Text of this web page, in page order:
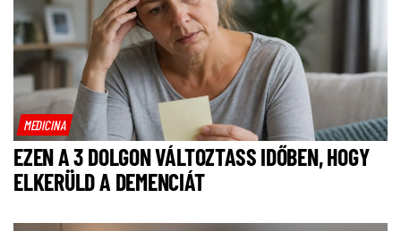
MEDICINA
EZEN A 3 DOLGON VÁLTOZTASS IDŐBEN, HOGY
ELKERÜLD A DEMENCIÁT